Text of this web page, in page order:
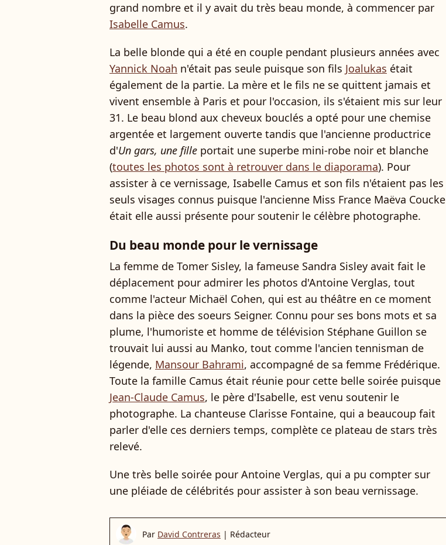
grand nombre et il y avait du très beau monde, à commencer par
Isabelle Camus.
La belle blonde qui a été en couple pendant plusieurs années avec
Yannick Noah n'était pas seule puisque son fils Joalukas était
également de la partie. La mère et le fils ne se quittent jamais et
vivent ensemble à Paris et pour l'occasion, ils s'étaient mis sur leur
31. Le beau blond aux cheveux bouclés a opté pour une chemise
argentée et largement ouverte tandis que l'ancienne productrice
d'Un gars, une fille portait une superbe mini-robe noir et blanche
(toutes les photos sont à retrouver dans le diaporama). Pour
assister à ce vernissage, Isabelle Camus et son fils n'étaient pas les
seuls visages connus puisque l'ancienne Miss France Maëva Coucke
était elle aussi présente pour soutenir le célèbre photographe.
Du beau monde pour le vernissage
La femme de Tomer Sisley, la fameuse Sandra Sisley avait fait le
déplacement pour admirer les photos d'Antoine Verglas, tout
comme l'acteur Michaël Cohen, qui est au théâtre en ce moment
dans la pièce des soeurs Seigner. Connu pour ses bons mots et sa
plume, l'humoriste et homme de télévision Stéphane Guillon se
trouvait lui aussi au Manko, tout comme l'ancien tennisman de
légende, Mansour Bahrami, accompagné de sa femme Frédérique.
Toute la famille Camus était réunie pour cette belle soirée puisque
Jean-Claude Camus, le père d'Isabelle, est venu soutenir le
photographe. La chanteuse Clarisse Fontaine, qui a beaucoup fait
parler d'elle ces derniers temps, complète ce plateau de stars très
relevé.
Une très belle soirée pour Antoine Verglas, qui a pu compter sur
une pléiade de célébrités pour assister à son beau vernissage.
Par David Contreras | Rédacteur